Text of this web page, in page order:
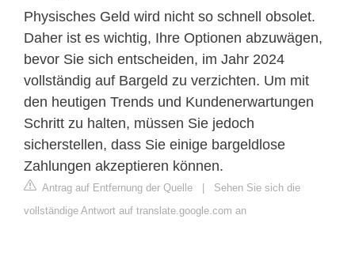
Physisches Geld wird nicht so schnell obsolet.
Daher ist es wichtig, Ihre Optionen abzuwägen,
bevor Sie sich entscheiden, im Jahr 2024
vollständig auf Bargeld zu verzichten. Um mit
den heutigen Trends und Kundenerwartungen
Schritt zu halten, müssen Sie jedoch
sicherstellen, dass Sie einige bargeldlose
Zahlungen akzeptieren können.
Antrag auf Entfernung der Quelle | Sehen Sie sich die
vollständige Antwort auf translate.google.com an